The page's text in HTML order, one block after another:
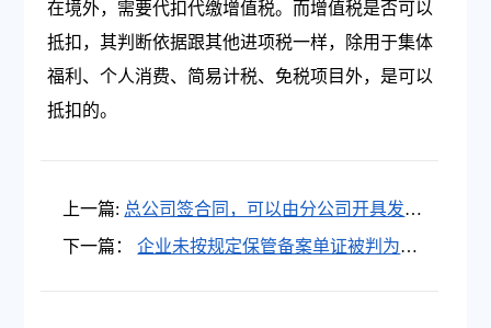
在境外，需要代扣代缴增值税。而增值税是否可以
抵扣，其判断依据跟其他进项税一样，除用于集体
福利、个人消费、简易计税、免税项目外，是可以
抵扣的。
上一篇: 总公司签合同，可以由分公司开具发票
吗？总分公司开票问题税局明确了！
下一篇：
企业未按规定保管备案单证被判为骗